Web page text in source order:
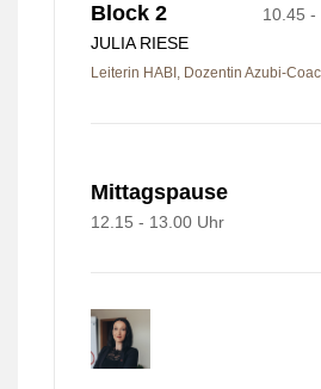
Block 2
10.45 -
JULIA RIESE
Leiterin HABI, Dozentin Azubi-
Mittagspause
12.15 - 13.00 Uhr